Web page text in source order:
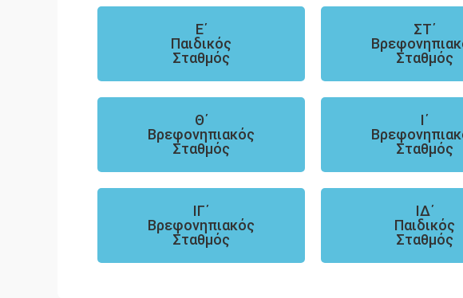
Ε΄
Παιδικός
Σταθμός
ΣΤ΄
Σταθμός
Θ΄
Βρεφονηπιακός
Σταθμός
Ι΄
Σταθμός
ΙΓ΄
Βρεφονηπιακός
Σταθμός
ΙΔ΄
Παιδικός
Σταθμός